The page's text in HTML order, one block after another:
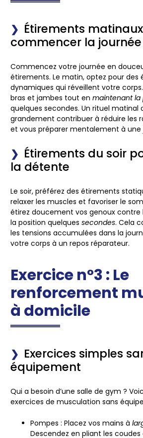
Étirements
commencer la journée
Commencez votre journée en
étirements. Le matin, optez pour des
dynamiques qui réveillent votre corps
bras et jambes tout en maintenant la
quelques secondes. Un rituel matinal
grandement contribuer à réduire les
et vous préparer mentalement à une
Étirements du soir
la détente
Le soir, préférez des étirements
relaxer les muscles et favoriser le
étirez doucement vos genoux contre
la position quelques secondes. Cela
les tensions accumulées dans la
votre corps à un repos réparateur.
Exercice n°3 : Le
renforcement
à domicile
Exercices simples
équipement
Qui a besoin d’une salle de gym ?
exercices de musculation sans
Pompes : Placez vos mains à
Descendez en pliant les coudes